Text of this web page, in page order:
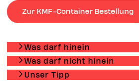
Zur KMF-Container Bestellung
Was darf hinein
Was darf nicht hinein
Unser Tipp